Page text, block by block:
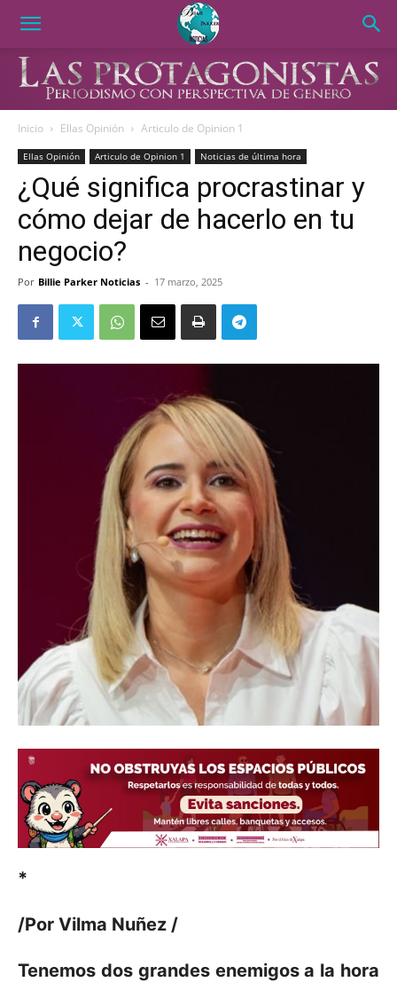
Inicio Ellas Opinión Articulo de Opinion 1
Ellas Opinión Articulo de Opinion 1 Noticias de última hora
¿Qué significa procrastinar y
cómo dejar de hacerlo en tu
negocio?
Por Billie Parker Noticias - 17 marzo, 2025
*
/Por Vilma Nuñez /
Tenemos dos grandes enemigos a la hora